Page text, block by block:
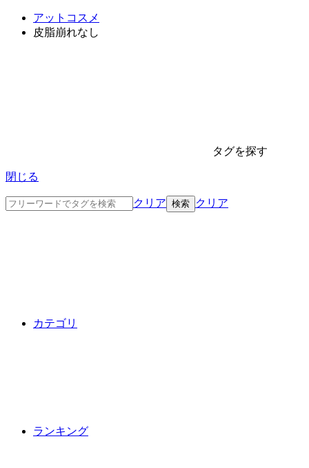
アットコスメ
皮脂崩れなし
タグを探す
閉じる
クリア クリア
カテゴリ
ランキング